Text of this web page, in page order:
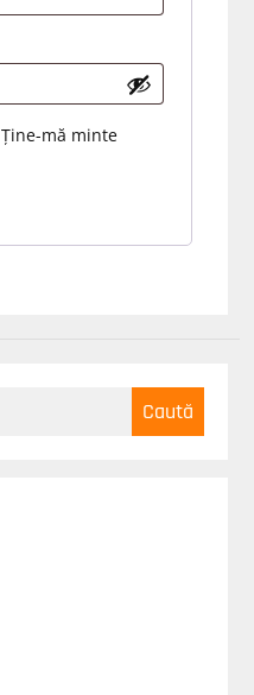
Ține-mă minte
Caută